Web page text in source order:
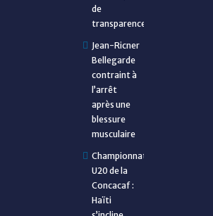
de
transparence
Jean-Ricner
Bellegarde
contraint à
l’arrêt
après une
blessure
musculaire
Championnat
U20 de la
Concacaf :
Haïti